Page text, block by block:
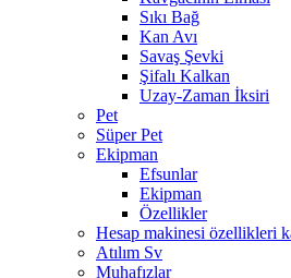
Sıkı Bağ
Kan Avı
Savaş Şevki
Şifalı Kalkan
Uzay-Zaman İksiri
Pet
Süper Pet
Ekipman
Efsunlar
Ekipman
Özellikler
Hesap makinesi özellikleri
Atılım Sv
Muhafızlar